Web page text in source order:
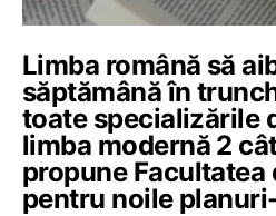
Limba română să
săptămână în
toate specializările
limba modernă 2
propune Facultatea
pentru noile